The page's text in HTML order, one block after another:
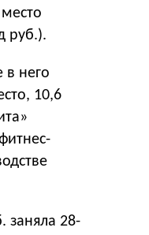
руб.).
в него
10,6
заняла 28-